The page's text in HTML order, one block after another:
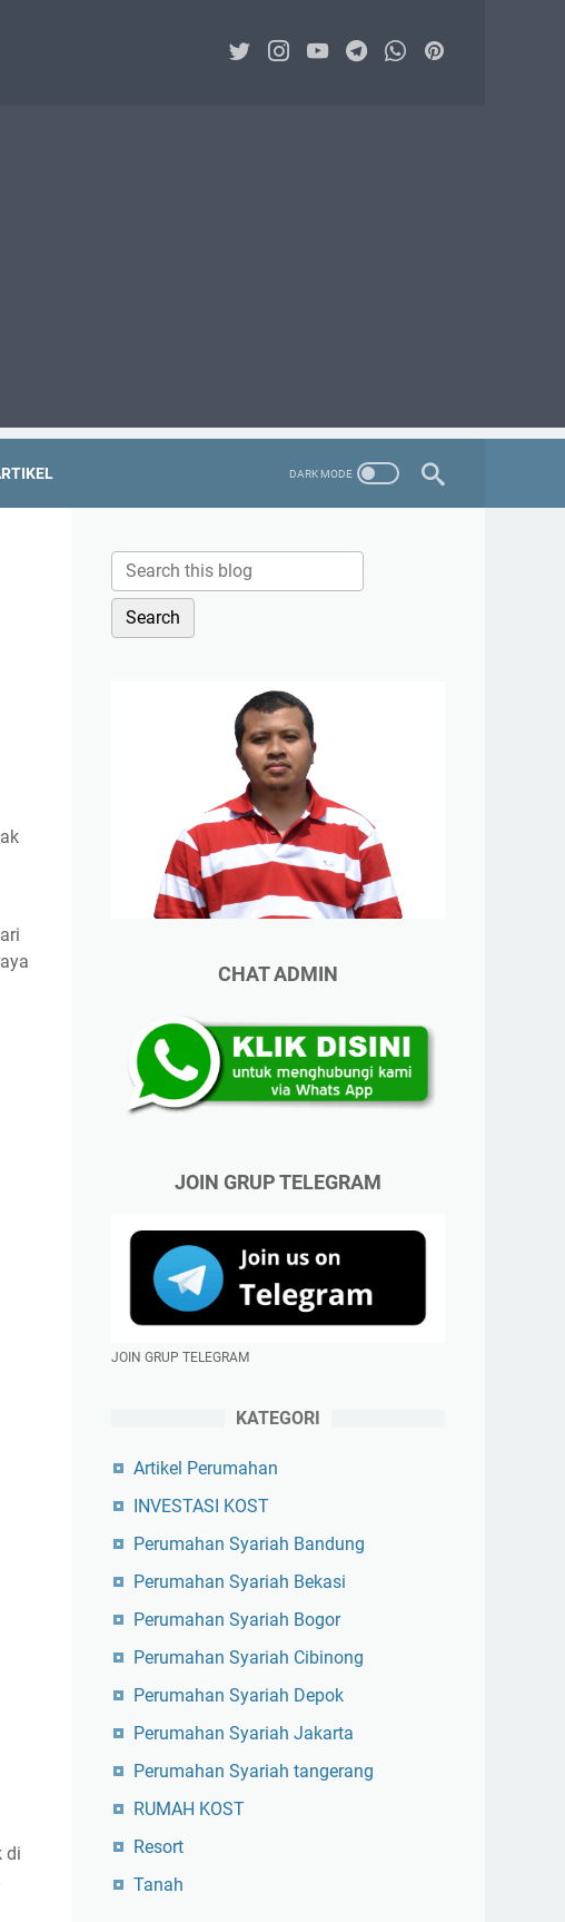
di
CHAT ADMIN
JOIN GRUP TELEGRAM
JOIN GRUP TELEGRAM
KATEGORI
Artikel Perumahan
INVESTASI KOST
Perumahan Syariah Bandung
Perumahan Syariah Bekasi
Perumahan Syariah Bogor
Perumahan Syariah Cibinong
Perumahan Syariah Depok
Perumahan Syariah Jakarta
Perumahan Syariah tangerang
RUMAH KOST
Resort
Tanah